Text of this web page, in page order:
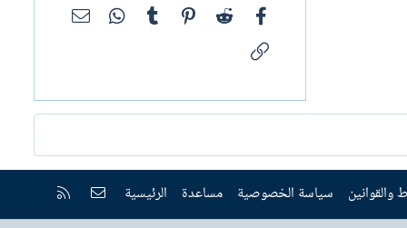
فيسبوك Reddit
Pinterest
Tumblr
WhatsApp
والقوانين سياسة الخصوصية مساعدة الرئيسية إتصل بنا